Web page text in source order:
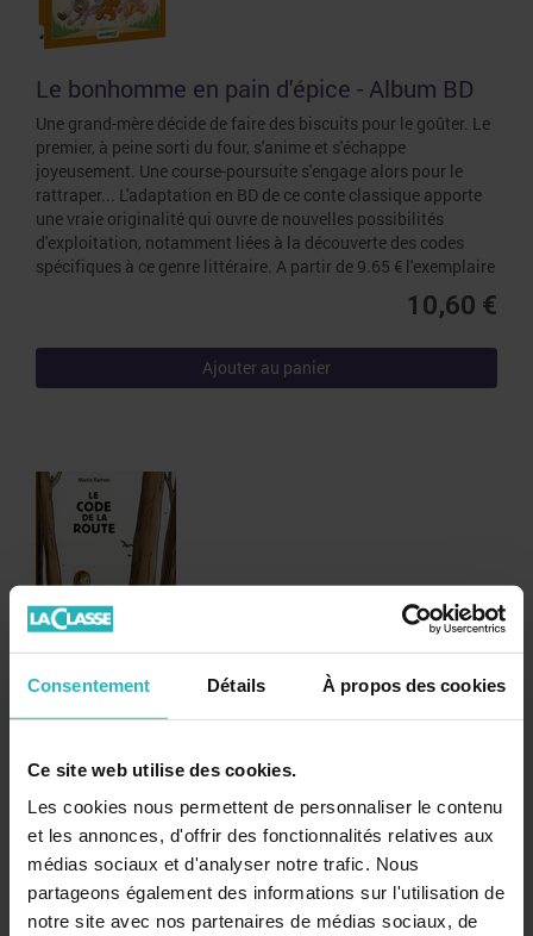
Consentement Détails À propos des cookies
Ce site web utilise des cookies.
Les cookies nous permettent de personnaliser le contenu
et les annonces, d'offrir des fonctionnalités relatives aux
médias sociaux et d'analyser notre trafic. Nous
partageons également des informations sur l'utilisation de
notre site avec nos partenaires de médias sociaux, de
Le bonhomme en pain d'épice - Album BD
Une grand-mère décide de faire des biscuits pour le goûter. Le
premier, à peine sorti du four, s'anime et s'échappe
joyeusement. Une course-poursuite s'engage alors pour le
rattraper... L'adaptation en BD de ce conte classique apporte
une vraie originalité qui ouvre de nouvelles possibilités
d'exploitation, notamment liées à la découverte des codes
spécifiques à ce genre littéraire. A partir de 9.65 € l'exemplaire
10,60 €
Ajouter au panier
Le code de la route - Album
chaperon rouge, qui traverse la forêt à vélo, y croise d’autres
héros de contes dont la présence est signalée par un panneau.
Indisponible